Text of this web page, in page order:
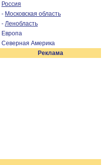
Россия
- Московская область
- Ленобласть
Европа
Северная Америка
Реклама